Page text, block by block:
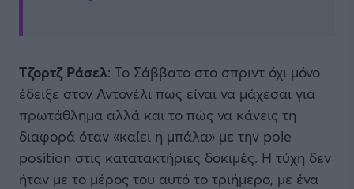
Τζορτζ Ράσελ: Το Σάββατο στο σπριντ όχι μόνο
έδειξε στον Αντονέλι πως είναι να μάχεσαι για
πρωτάθλημα αλλά και το πώς να κάνεις τη
διαφορά όταν «καίει η μπάλα» με την pole
position στις κατατακτήριες δοκιμές. Η τύχη δεν
ήταν με το μέρος του αυτό το τριήμερο, με ένα